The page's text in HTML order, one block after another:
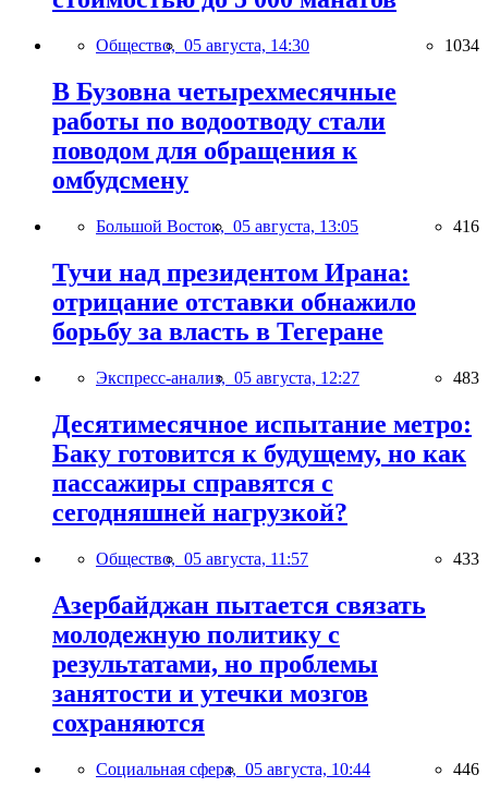
Общество, 05 августа, 14:30 1034
В Бузовна четырехмесячные
работы по водоотводу стали
поводом для обращения к
омбудсмену
Большой Восток, 05 августа, 13:05 416
Тучи над президентом Ирана:
отрицание отставки обнажило
борьбу за власть в Тегеране
Экспресс-анализ, 05 августа, 12:27 483
Десятимесячное испытание метро:
Баку готовится к будущему, но как
пассажиры справятся с
сегодняшней нагрузкой?
Общество, 05 августа, 11:57 433
Азербайджан пытается связать
молодежную политику с
результатами, но проблемы
занятости и утечки мозгов
сохраняются
Социальная сфера, 05 августа, 10:44 446